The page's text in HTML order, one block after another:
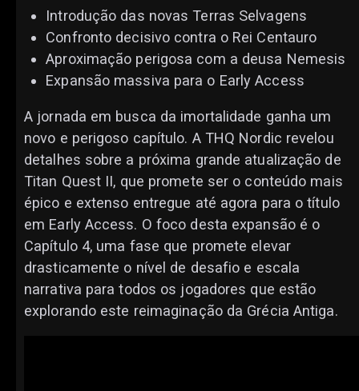
Introdução das novas Terras Selvagens
Confronto decisivo contra o Rei Centauro
Aproximação perigosa com a deusa Nemesis
Expansão massiva para o Early Access
A jornada em busca da imortalidade ganha um
novo e perigoso capítulo. A THQ Nordic revelou
detalhes sobre a próxima grande atualização de
Titan Quest II, que promete ser o conteúdo mais
épico e extenso entregue até agora para o título
em Early Access. O foco desta expansão é o
Capítulo 4, uma fase que promete elevar
drasticamente o nível de desafio e escala
narrativa para todos os jogadores que estão
explorando este reimaginação da Grécia Antiga.